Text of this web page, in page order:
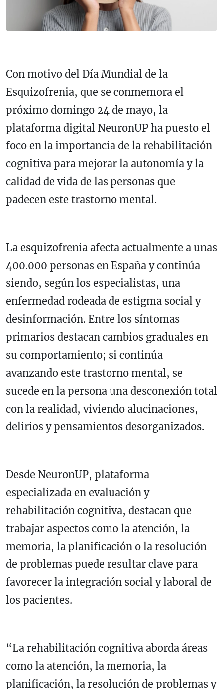
Con motivo del Día Mundial de la
Esquizofrenia, que se conmemora el
próximo domingo 24 de mayo, la
plataforma digital NeuronUP ha puesto el
foco en la importancia de la rehabilitación
cognitiva para mejorar la autonomía y la
calidad de vida de las personas que
padecen este trastorno mental.
La esquizofrenia afecta actualmente a unas
400.000 personas en España y continúa
siendo, según los especialistas, una
enfermedad rodeada de estigma social y
desinformación. Entre los síntomas
primarios destacan cambios graduales en
su comportamiento; si continúa
avanzando este trastorno mental, se
sucede en la persona una desconexión total
con la realidad, viviendo alucinaciones,
delirios y pensamientos desorganizados.
Desde NeuronUP, plataforma
especializada en evaluación y
rehabilitación cognitiva, destacan que
trabajar aspectos como la atención, la
memoria, la planificación o la resolución
de problemas puede resultar clave para
favorecer la integración social y laboral de
los pacientes.
“La rehabilitación cognitiva aborda áreas
como la atención, la memoria, la
planificación, la resolución de problemas y